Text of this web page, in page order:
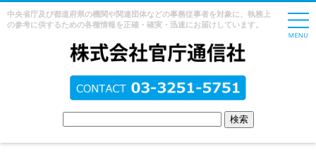
中央省庁及び都道府県の機関や関連団体などの事務従事者を対象に、執務上
の参考に供するための各種情報を正確・確実・迅速にお届けしています。